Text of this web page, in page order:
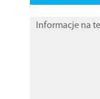
Informacje na